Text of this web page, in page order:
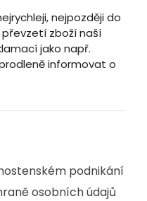
nejpozději do
zboží naší
jako např.
informovat o
podnikání
osobních údajů